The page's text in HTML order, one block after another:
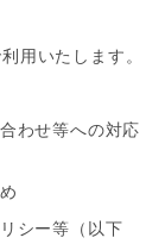
用いたします。
わせ等への対応
シー等（以下